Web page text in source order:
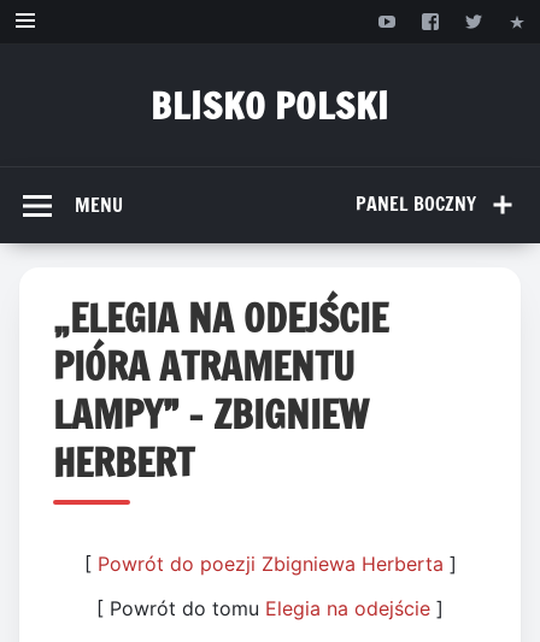
Przejdź
BLISKO POLSKI
PANEL BOCZNY
MENU
„ELEGIA NA ODEJŚCIE
PIÓRA ATRAMENTU
LAMPY” – ZBIGNIEW
HERBERT
[ Powrót do poezji Zbigniewa Herberta ]
[ Powrót do tomu Elegia na odejście ]